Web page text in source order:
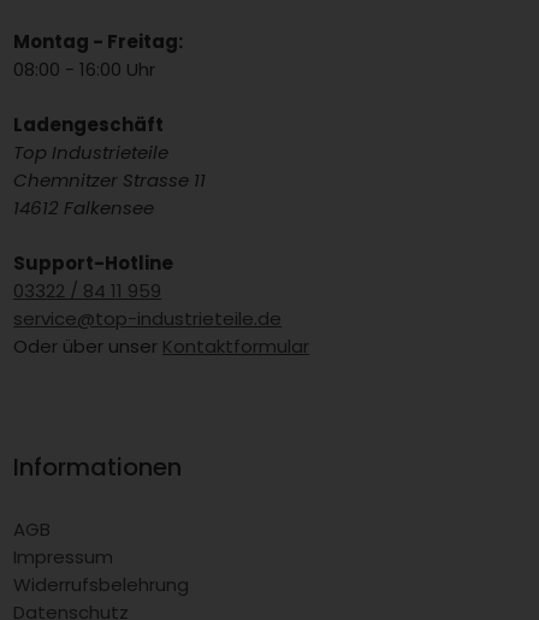
Montag - Freitag:
08:00 - 16:00 Uhr
Ladengeschäft
Top Industrieteile
Chemnitzer Strasse 11
14612 Falkensee
Support-Hotline
03322 / 84 11 959
service@top-industrieteile.de
Oder über unser Kontaktformular
Informationen
AGB
Impressum
Widerrufsbelehrung
Datenschutz